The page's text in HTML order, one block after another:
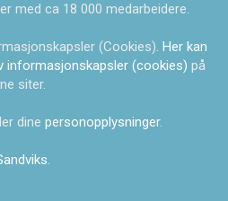
med ca 18 000 medarbeidere.
(Cookies). Her kan
informasjonskapsler (cookies) på
siter.
dine personopplysninger.
.